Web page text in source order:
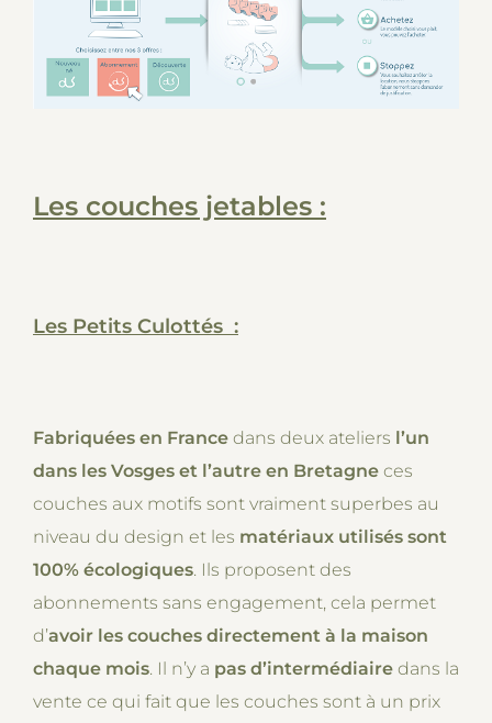
Les couches jetables :
Les Petits Culottés :
Fabriquées en France dans deux ateliers l’un
dans les Vosges et l’autre en Bretagne ces
couches aux motifs sont vraiment superbes au
niveau du design et les matériaux utilisés sont
100% écologiques. Ils proposent des
abonnements sans engagement, cela permet
d’avoir les couches directement à la maison
chaque mois. Il n’y a pas d’intermédiaire dans la
vente ce qui fait que les couches sont à un prix